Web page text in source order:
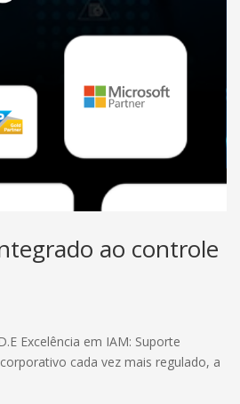
ao controle
Excelência em IAM: Suporte
cada vez mais regulado, a